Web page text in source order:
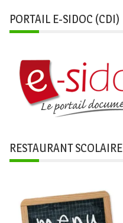
PORTAIL E-SIDOC (CDI)
RESTAURANT SCOLAIRE